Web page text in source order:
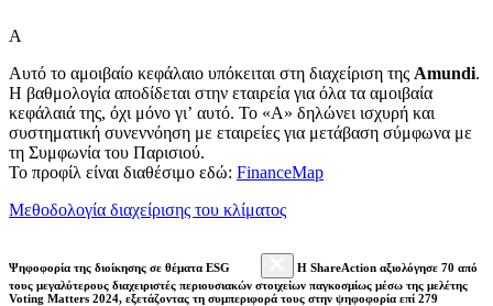
A
Αυτό το αμοιβαίο κεφάλαιο υπόκειται στη διαχείριση της Amundi.
Η βαθμολογία αποδίδεται στην εταιρεία για όλα τα αμοιβαία
κεφάλαιά της, όχι μόνο γι’ αυτό. Το «Α» δηλώνει ισχυρή και
συστηματική συνεννόηση με εταιρείες για μετάβαση σύμφωνα με
τη Συμφωνία του Παρισιού.
Το προφίλ είναι διαθέσιμο εδώ: FinanceMap
Μεθοδολογία διαχείρισης του κλίματος
Ψηφοφορία της διοίκησης σε θέματα ESG
Η ShareAction αξιολόγησε 70 από
τους μεγαλύτερους διαχειριστές περιουσιακών στοιχείων παγκοσμίως μέσω της μελέτης
Voting Matters 2024, εξετάζοντας τη συμπεριφορά τους στην ψηφοφορία επί 279